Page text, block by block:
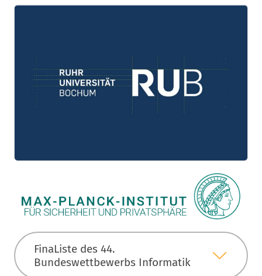
FinaListe des 44.
Bundeswettbewerbs Informatik